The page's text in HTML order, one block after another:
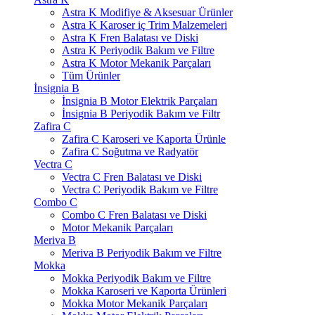
Astra K Modifiye & Aksesuar Ürünler
Astra K Karoser iç Trim Malzemeleri
Astra K Fren Balatası ve Diski
Astra K Periyodik Bakım ve Filtre
Astra K Motor Mekanik Parçaları
Tüm Ürünler
İnsignia B
İnsignia B Motor Elektrik Parçaları
İnsignia B Periyodik Bakım ve Filtr
Zafira C
Zafira C Karoseri ve Kaporta Ürünle
Zafira C Soğutma ve Radyatör
Vectra C
Vectra C Fren Balatası ve Diski
Vectra C Periyodik Bakım ve Filtre
Combo C
Combo C Fren Balatası ve Diski
Motor Mekanik Parçaları
Meriva B
Meriva B Periyodik Bakım ve Filtre
Mokka
Mokka Periyodik Bakım ve Filtre
Mokka Karoseri ve Kaporta Ürünleri
Mokka Motor Mekanik Parçaları